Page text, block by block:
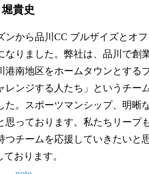
貴史
ンから品川CC ブルザイズとオ
なりました。弊社は、品川で創
港南地区をホームタウンとする
レンジする人たち」というチー
た。スポーツマンシップ、明晰
思っております。私たちリープ
チームを応援していきたいと
おります。